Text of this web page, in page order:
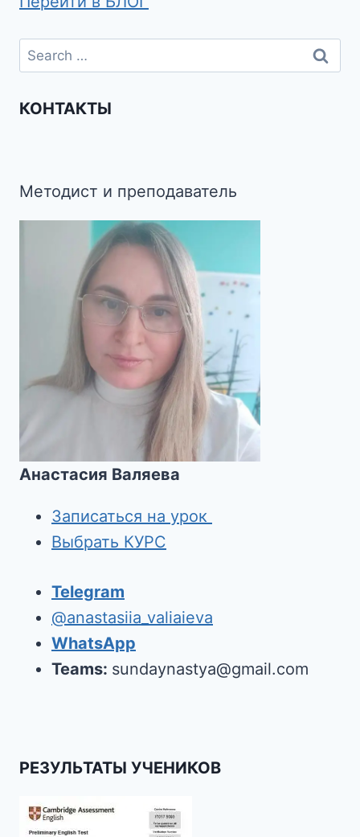
КОНТАКТЫ
Методист и преподаватель
Анастасия Валяева
Записаться на урок
Выбрать КУРС
Telegram
@anastasiia_valiaieva
WhatsApp
Teams: sundaynastya@gmail.com
РЕЗУЛЬТАТЫ УЧЕНИКОВ